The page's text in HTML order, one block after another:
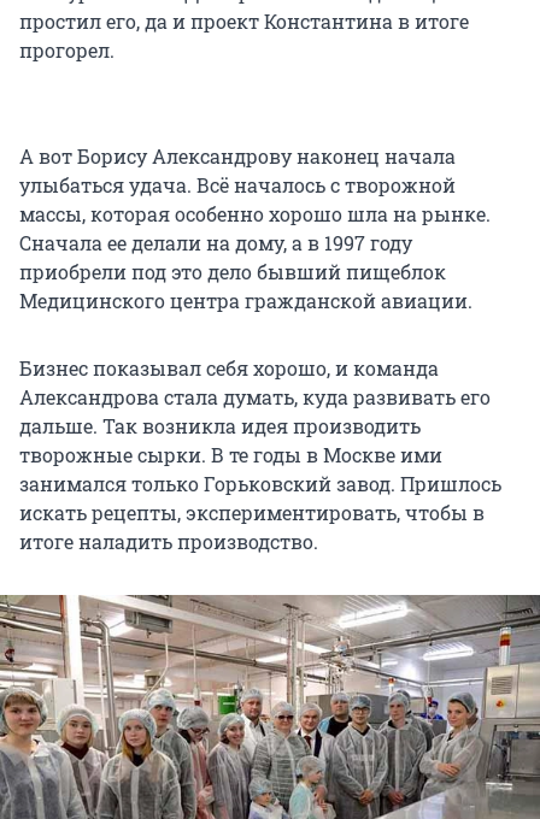
простил его, да и проект Константина в итоге
прогорел.
А вот Борису Александрову наконец начала
улыбаться удача. Всё началось с творожной
массы, которая особенно хорошо шла на рынке.
Сначала ее делали на дому, а в 1997 году
приобрели под это дело бывший пищеблок
Медицинского центра гражданской авиации.
Бизнес показывал себя хорошо, и команда
Александрова стала думать, куда развивать его
дальше. Так возникла идея производить
творожные сырки. В те годы в Москве ими
занимался только Горьковский завод. Пришлось
искать рецепты, экспериментировать, чтобы в
итоге наладить производство.